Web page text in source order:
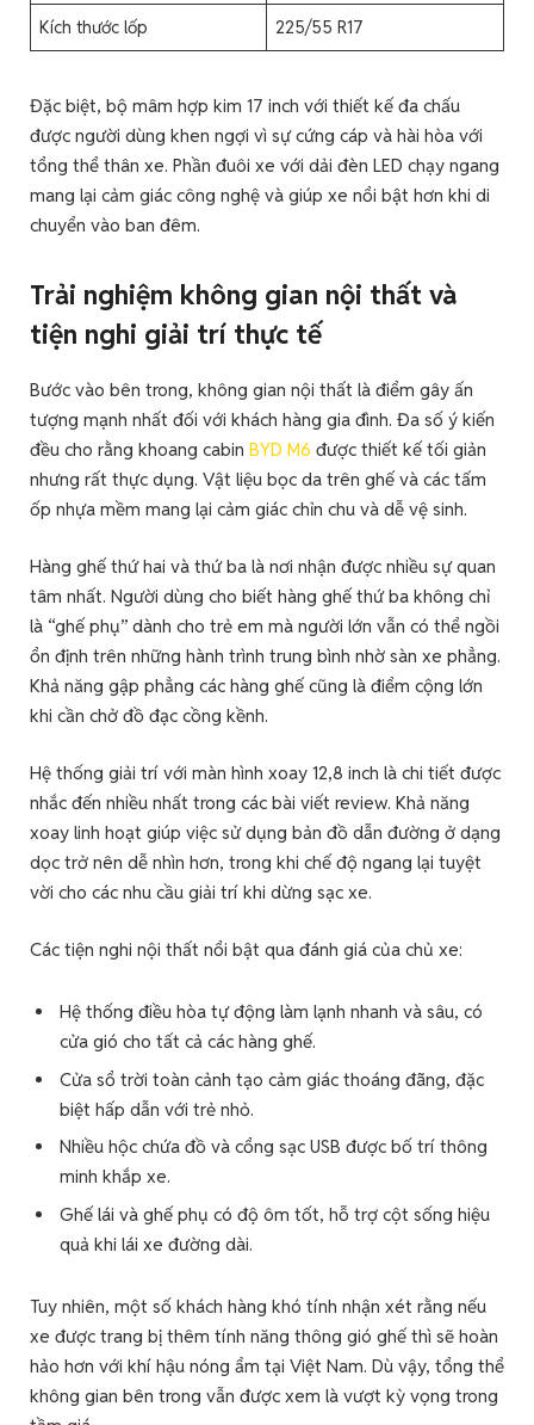
Kích thước lốp 225/55 R17
Đặc biệt, bộ mâm hợp kim 17 inch với thiết kế đa chấu
được người dùng khen ngợi vì sự cứng cáp và hài hòa với
tổng thể thân xe. Phần đuôi xe với dải đèn LED chạy ngang
mang lại cảm giác công nghệ và giúp xe nổi bật hơn khi di
chuyển vào ban đêm.
Trải nghiệm không gian nội thất và
tiện nghi giải trí thực tế
Bước vào bên trong, không gian nội thất là điểm gây ấn
tượng mạnh nhất đối với khách hàng gia đình. Đa số ý kiến
đều cho rằng khoang cabin BYD M6 được thiết kế tối giản
nhưng rất thực dụng. Vật liệu bọc da trên ghế và các tấm
ốp nhựa mềm mang lại cảm giác chỉn chu và dễ vệ sinh.
Hàng ghế thứ hai và thứ ba là nơi nhận được nhiều sự quan
tâm nhất. Người dùng cho biết hàng ghế thứ ba không chỉ
là “ghế phụ” dành cho trẻ em mà người lớn vẫn có thể ngồi
ổn định trên những hành trình trung bình nhờ sàn xe phẳng.
Khả năng gập phẳng các hàng ghế cũng là điểm cộng lớn
khi cần chở đồ đạc cồng kềnh.
Hệ thống giải trí với màn hình xoay 12,8 inch là chi tiết được
nhắc đến nhiều nhất trong các bài viết review. Khả năng
xoay linh hoạt giúp việc sử dụng bản đồ dẫn đường ở dạng
dọc trở nên dễ nhìn hơn, trong khi chế độ ngang lại tuyệt
vời cho các nhu cầu giải trí khi dừng sạc xe.
Các tiện nghi nội thất nổi bật qua đánh giá của chủ xe:
Hệ thống điều hòa tự động làm lạnh nhanh và sâu, có
cửa gió cho tất cả các hàng ghế.
Cửa sổ trời toàn cảnh tạo cảm giác thoáng đãng, đặc
biệt hấp dẫn với trẻ nhỏ.
Nhiều hộc chứa đồ và cổng sạc USB được bố trí thông
minh khắp xe.
Ghế lái và ghế phụ có độ ôm tốt, hỗ trợ cột sống hiệu
quả khi lái xe đường dài.
Tuy nhiên, một số khách hàng khó tính nhận xét rằng nếu
xe được trang bị thêm tính năng thông gió ghế thì sẽ hoàn
hảo hơn với khí hậu nóng ẩm tại Việt Nam. Dù vậy, tổng thể
không gian bên trong vẫn được xem là vượt kỳ vọng trong